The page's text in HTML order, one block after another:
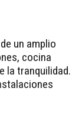
un amplio
cocina
la tranquilidad.